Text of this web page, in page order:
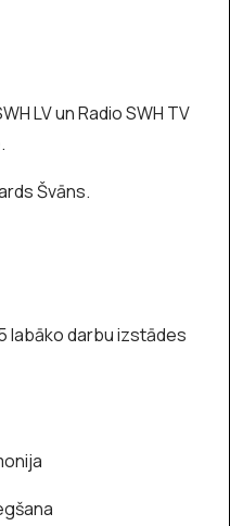
LV un Radio SWH TV
Švāns.
labāko darbu izstādes